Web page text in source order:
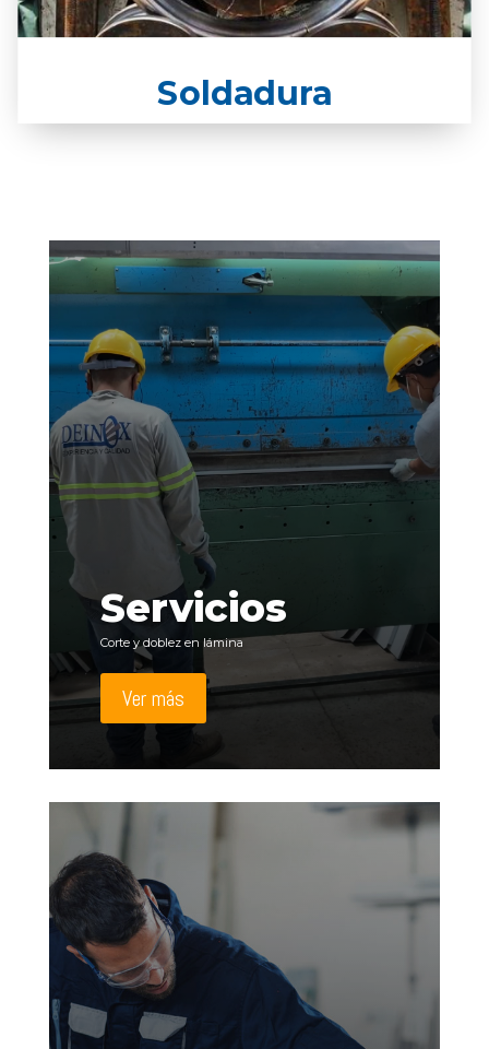
Soldadura
Servicios
Corte y doblez en lámina
Ver más